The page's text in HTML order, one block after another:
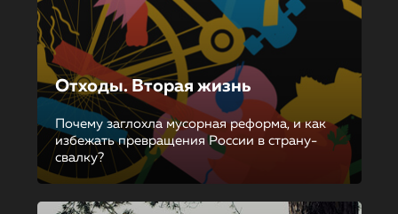
Отходы. Вторая жизнь
Почему заглохла мусорная реформа, и как
избежать превращения России в страну-
свалку?